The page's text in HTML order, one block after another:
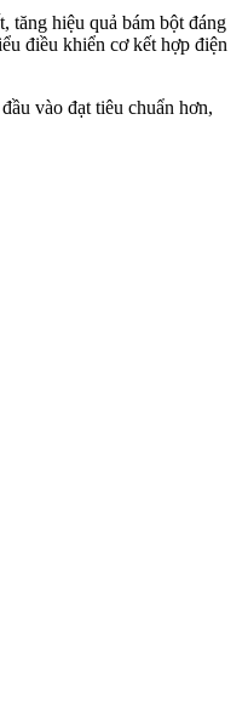
tăng hiệu quả bám bột đáng
điều khiển cơ kết hợp điện
vào đạt tiêu chuẩn hơn,